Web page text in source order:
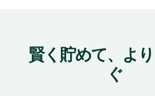
賢く貯めて、よ
ぐ